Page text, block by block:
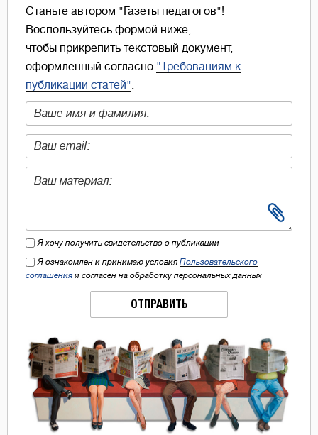
Станьте автором "Газеты педагогов"!
Воспользуйтесь формой ниже,
чтобы прикрепить текстовый документ,
оформленный согласно "Требованиям к
публикации статей"
Я хочу получить свидетельство о публикации
Я ознакомлен и принимаю условия Пользовательского
соглашения и согласен на обработку персональных данных
ОТПРАВИТЬ